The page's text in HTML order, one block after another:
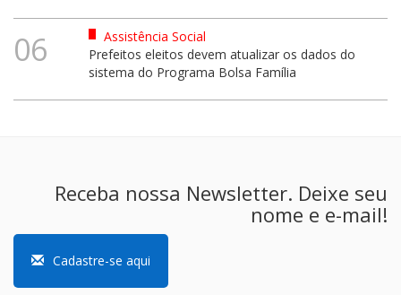
06
Assistência Social
Prefeitos eleitos devem atualizar os dados do
sistema do Programa Bolsa Família
Receba nossa Newsletter. Deixe seu
nome e e-mail!
Cadastre-se aqui